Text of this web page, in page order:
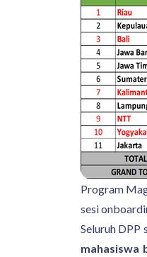
Program
sesi
Seluruh DPP
mahasiswa